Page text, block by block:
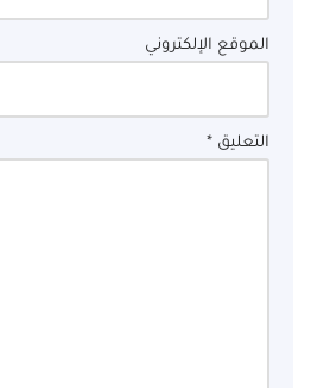
الموقع الإلكتروني
التعليق *